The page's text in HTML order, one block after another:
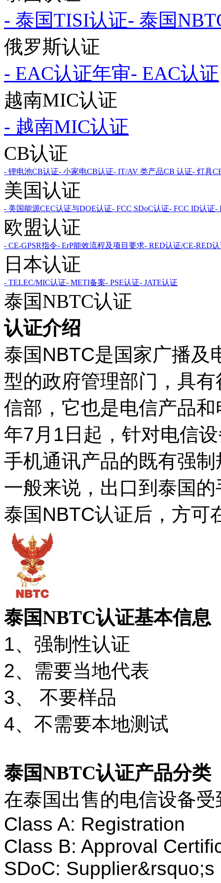
- 泰国TISI认证- 泰国
俄罗斯认证
- EAC认证年审- EAC认证
越南MIC认证
- 越南MIC认证
CB认证
- 锂电池CB认证- 小家电CB认证- IT/AV 类产品CB 认证- 灯具
美国认证
- 美国能源CEC认证与DOE认证- FCC SDoC认证- FCC ID认证-
欧盟认证
- CE-GPSR指令- ErP能效流程及项目要求- RED认证/CE-RED
日本认证
- TELEC/MIC认证- METI备案- PSE认证- JATE认证
泰国NBTC认证
认证介绍
泰国NBTC是国家广播及
型的政府管理部门，具
信部，它也是电信产品
年7月1日起，针对电信
手机通讯产品的既有强
一般来说，出口到泰国
泰国NBTC认证后，方可
泰国NBTC认证基本信息
1、强制性认证
2、需要当地代表
3、 不要样品
4、不需要本地测试
泰国NBTC认证产品分类
在泰国出售的电信设备
Class A: Registration
Class B: Approval
SDoC: